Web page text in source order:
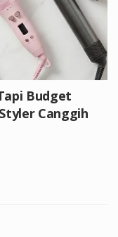
Budget
Canggih